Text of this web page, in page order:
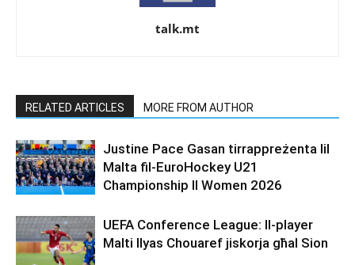
talk.mt
RELATED ARTICLES MORE FROM AUTHOR
Justine Pace Gasan tirrappreżenta lil
Malta fil-EuroHockey U21
Championship II Women 2026
UEFA Conference League: Il-player
Malti Ilyas Chouaref jiskorja għal Sion